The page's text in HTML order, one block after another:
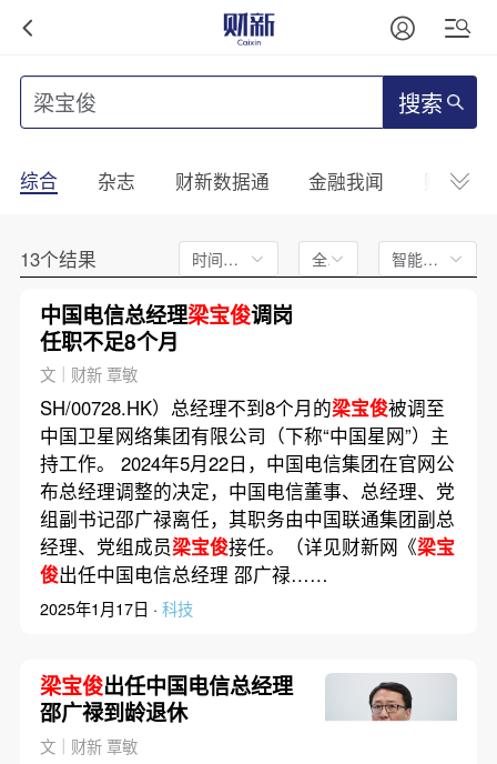
搜索
综合 杂志 财新数据通 金融我闻 财新
13个结果 时间不限 全文 智能排序
中国电信总经理梁宝俊调岗
任职不足8个月
文｜财新 覃敏
SH/00728.HK）总经理不到8个月的梁宝俊被调至
中国卫星网络集团有限公司（下称“中国星网”）主
持工作。 2024年5月22日，中国电信集团在官网公
布总经理调整的决定，中国电信董事、总经理、党
组副书记邵广禄离任，其职务由中国联通集团副总
经理、党组成员梁宝俊接任。（详见财新网《梁宝
俊出任中国电信总经理 邵广禄……
2025年1月17日 · 科技
梁宝俊出任中国电信总经理
邵广禄到龄退休
文｜财新 覃敏